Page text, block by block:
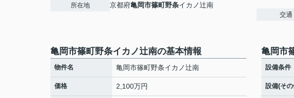
所在地 京都府亀岡市篠町野条イカノ辻南
交通
亀岡市篠町野条イカノ辻南の基本情報
物件名 亀岡市篠町野条イカノ辻南
価格 2,100万円
亀岡市
設備条件
設備(そ